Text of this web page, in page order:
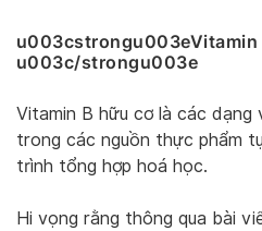
u003cstrongu003eVitamin
u003c/strongu003e
Vitamin B hữu cơ là các
trong các nguồn thực phẩm
trình tổng hợp hoá học.
Hi vọng rằng thông qua bài